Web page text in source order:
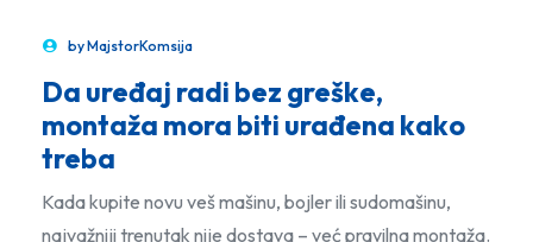
byMajstorKomsija
Da uređaj radi bez greške,
montaža mora biti urađena kako
treba
Kada kupite novu veš mašinu, bojler ili sudomašinu,
najvažniji trenutak nije dostava – već pravilna montaža.